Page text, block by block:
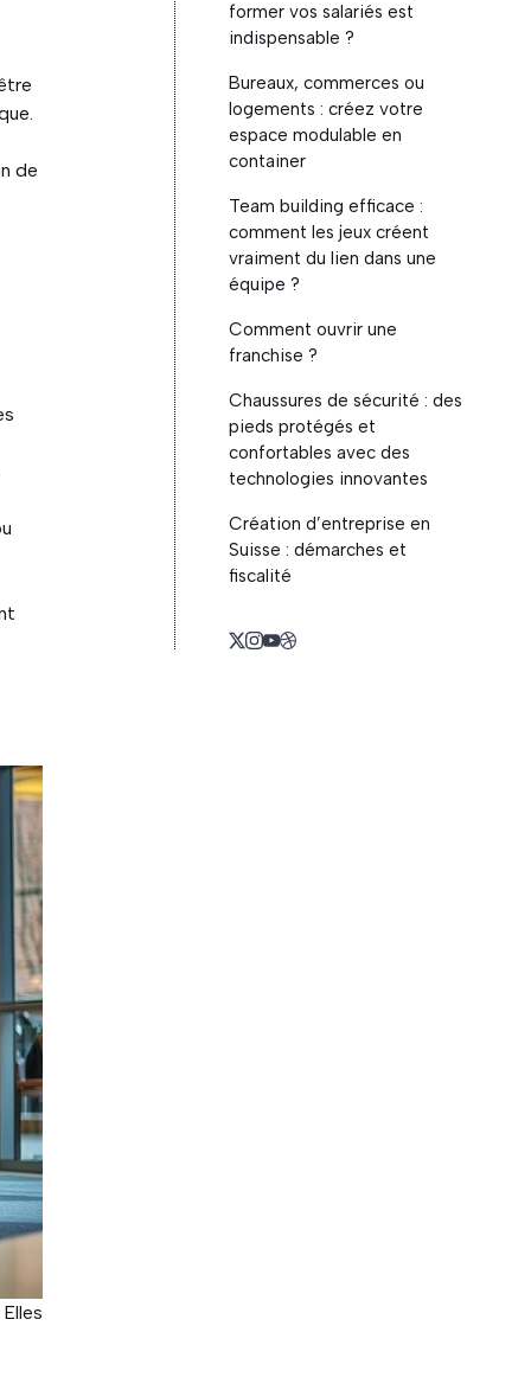
de
former vos salariés est
indispensable ?
Bureaux, commerces ou
logements : créez votre
espace modulable en
container
Team building efficace :
comment les jeux créent
vraiment du lien dans une
équipe ?
Comment ouvrir une
franchise ?
Chaussures de sécurité : des
pieds protégés et
confortables avec des
technologies innovantes
Création d’entreprise en
Suisse : démarches et
fiscalité